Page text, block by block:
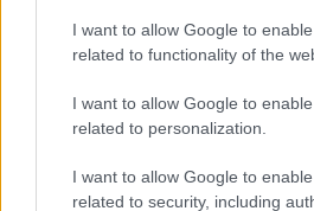
I want to allow Google to
related to functionality of the
I want to allow Google to
related to personalization.
I want to allow Google to
related to security, including
Curso de verano de la
gastronómica